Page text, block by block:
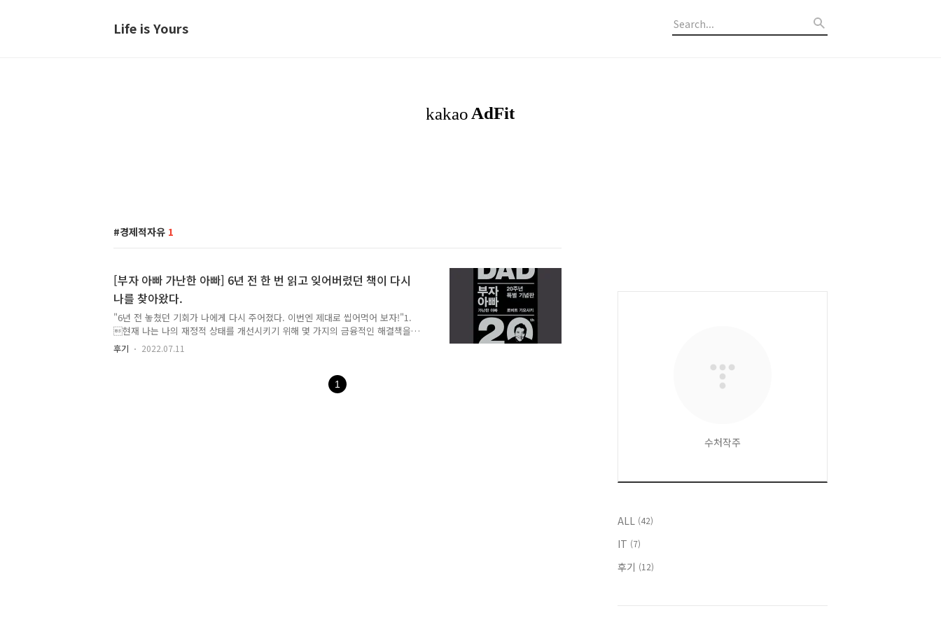
Life is Yours
경제적자유 1
[부자 아빠 가난한 아빠] 6년 전 한 번 읽고 잊어버렸던 책이 다시
나를 찾아왔다.
"6년 전 놓쳤던 기회가 나에게 다시 주어졌다. 이번엔 제대로 씹어먹어 보자!"1.
현재 나는 나의 재정적 상태를 개선시키기 위해 몇 가지의 금융적인 해결책을
제시할 수 있을까?지금의 나는 과연 나의 재정을 늘리기 위해 몇 가지의 해결책
들을 제시할 수 있을지 한 번 생각해 봤다. 해결책 1 ) 수입을 늘린다. - 급여 :
지 끝까지 가보지 않는 이상 알 수 없다. 내가 지금 다니고 있는 회사는 성과제
이므로, 얼만큼 내가 성과를 내느냐에 따라 들어오는 돈은 달라지겠지만 불확실
후기 2022.07.11
1
수처작주
ALL (42)
IT (7)
후기 (12)